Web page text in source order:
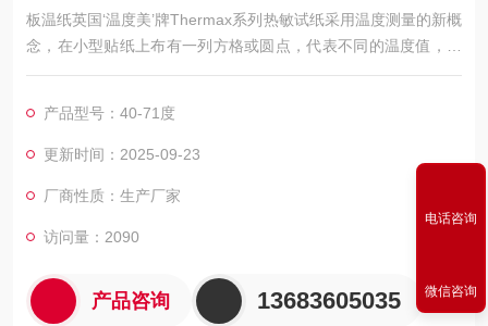
板温纸英国‘温度美’牌Thermax系列热敏试纸采用温度测量的新概
念，在小型贴纸上布有一列方格或圆点，代表不同的温度值，当
温度上升至该温度点时，方格会转变成黑色，即使随后温度降
的Z高温度，不须长时间在旁监视就可以知道是否有超温现象，
或利用该试纸作为品质合格的有力证据
产品型号：40-71度
更新时间：2025-09-23
厂商性质：生产厂家
访问量：2090
产品咨询 13683605035
电话咨询
微信咨询